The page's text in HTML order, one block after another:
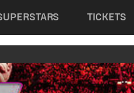
TICKETS